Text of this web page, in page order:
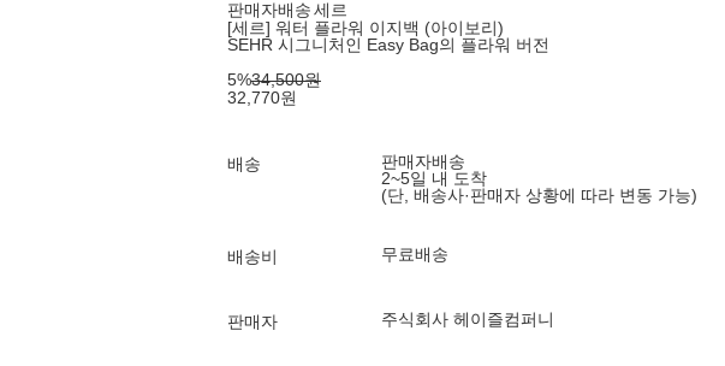
판매자배송세르
[세르] 워터 플라워 이지백 (아이보리)
SEHR 시그니처인 Easy Bag의 플라워 버전
5%34,500원
32,770원
배송
판매자배송
2~5일 내 도착
(단, 배송사·판매자 상황에 따라 변동 가능)
배송비 무료배송
판매자 주식회사 헤이즐컴퍼니